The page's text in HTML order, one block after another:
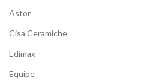
Astor
Cisa Ceramiche
Edimax
Equipe